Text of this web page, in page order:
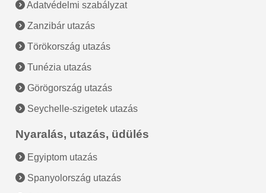
Adatvédelmi szabályzat
Zanzibár utazás
Törökország utazás
Tunézia utazás
Görögország utazás
Seychelle-szigetek utazás
Nyaralás, utazás, üdülés
Egyiptom utazás
Spanyolország utazás